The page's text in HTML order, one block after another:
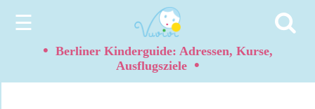
☰
• Berliner Kinderguide: Adressen, Kurse,
Ausflugsziele •